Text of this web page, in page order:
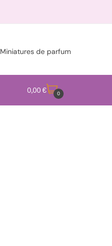
Miniatures de parfum
0,00 € 0